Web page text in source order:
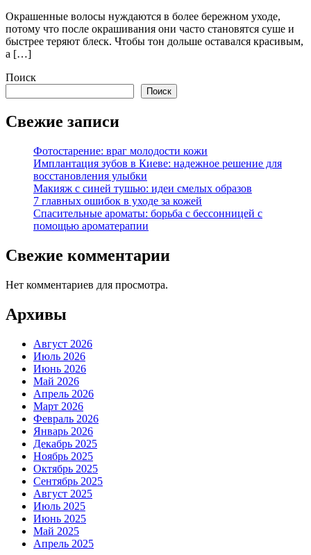
Окрашенные волосы нуждаются в более бережном уходе,
потому что после окрашивания они часто становятся суше и
быстрее теряют блеск. Чтобы тон дольше оставался красивым,
а […]
Поиск
Поиск
Свежие записи
Фотостарение: враг молодости кожи
Имплантация зубов в Киеве: надежное решение для
восстановления улыбки
Макияж с синей тушью: идеи смелых образов
7 главных ошибок в уходе за кожей
Спасительные ароматы: борьба с бессонницей с
помощью ароматерапии
Свежие комментарии
Нет комментариев для просмотра.
Архивы
Август 2026
Июль 2026
Июнь 2026
Май 2026
Апрель 2026
Март 2026
Февраль 2026
Январь 2026
Декабрь 2025
Ноябрь 2025
Октябрь 2025
Сентябрь 2025
Август 2025
Июль 2025
Июнь 2025
Май 2025
Апрель 2025